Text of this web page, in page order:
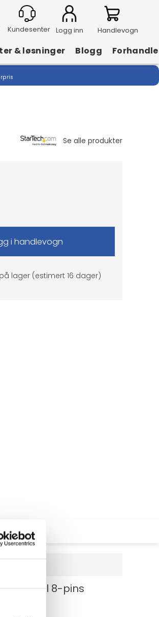
Logg inn Handlevogn
& løsninger Blogg
lager (estimert 16 dager)
til 8-pins